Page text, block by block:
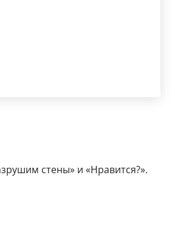
стены» и «Нравится?».